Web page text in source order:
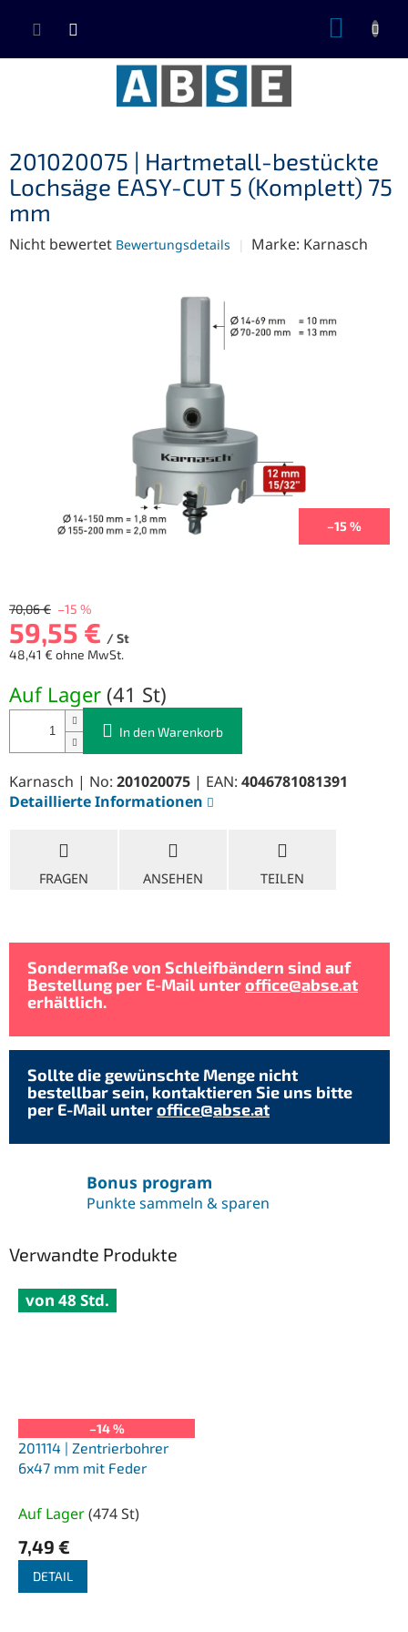
Inhalt
201020075 | Hartmetall-bestückte
Lochsäge EASY-CUT 5 (Komplett) 75
mm
Die
Nicht bewertet Bewertungsdetails Marke: Karnasch
–15 %
70,06 € –15 %
59,55 € / St
48,41 € ohne MwSt.
Auf Lager (41 St)
In den Warenkorb
Karnasch | No: 201020075 | EAN: 4046781081391
Detaillierte Informationen
FRAGEN ANSEHEN TEILEN
Sondermaße von Schleifbändern sind auf
Bestellung per E-Mail unteroffice@abse.at
erhältlich.
Sollte die gewünschte Menge nicht
bestellbar sein, kontaktieren Sie uns bitte
per E-Mail unteroffice@abse.at
Bonus program
Punkte sammeln & sparen
Verwandte Produkte
von 48 Std.
–14 %
201114 | Zentrierbohrer
6x47 mm mit Feder
Auf Lager(474 St)
7,49 €
DETAIL